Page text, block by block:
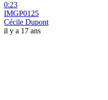
0:23
IMGP0125
Cécile Dupont
il y a 17 ans